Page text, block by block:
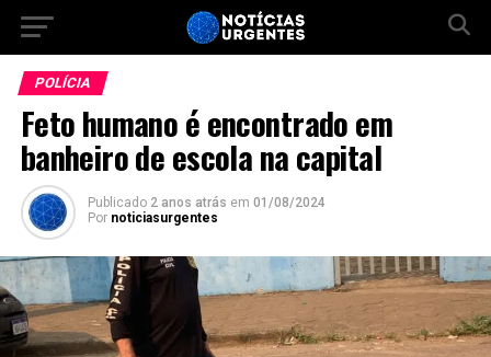
POLÍCIA
Feto humano é encontrado em
banheiro de escola na capital
Publicado 2 anos atrás em 01/08/2024
Por noticiasurgentes